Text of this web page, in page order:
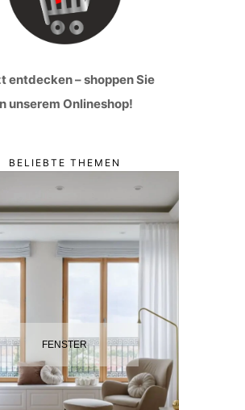
entdecken – shoppen Sie
unserem Onlineshop!
BELIEBTE THEMEN
FENSTER